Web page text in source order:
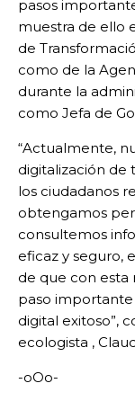
pasos
muestra de ello
de
como de la
durante la
como Jefa de
“Actualmente,
digitalización de
los ciudadanos
obtengamos
consultemos
eficaz y seguro,
de que con esta
paso
digital exitoso”,
ecologista ,
-oOo-